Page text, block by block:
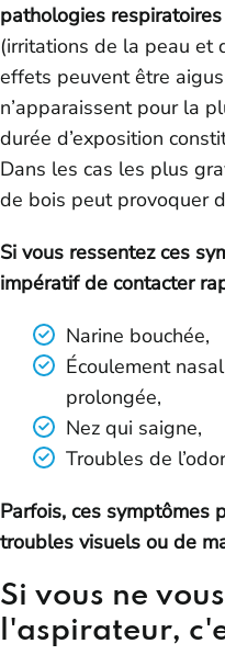
pathologies respiratoires
(irritations de la peau et
effets peuvent être
n’apparaissent pour la
durée d’exposition
Dans les cas les plus
de bois peut provoquer
Si vous ressentez ces
impératif de contacter
Narine bouchée,
Écoulement nasal
prolongée,
Nez qui saigne,
Troubles de
Parfois, ces symptômes
troubles visuels ou de
Si vous ne
l'aspirateur,